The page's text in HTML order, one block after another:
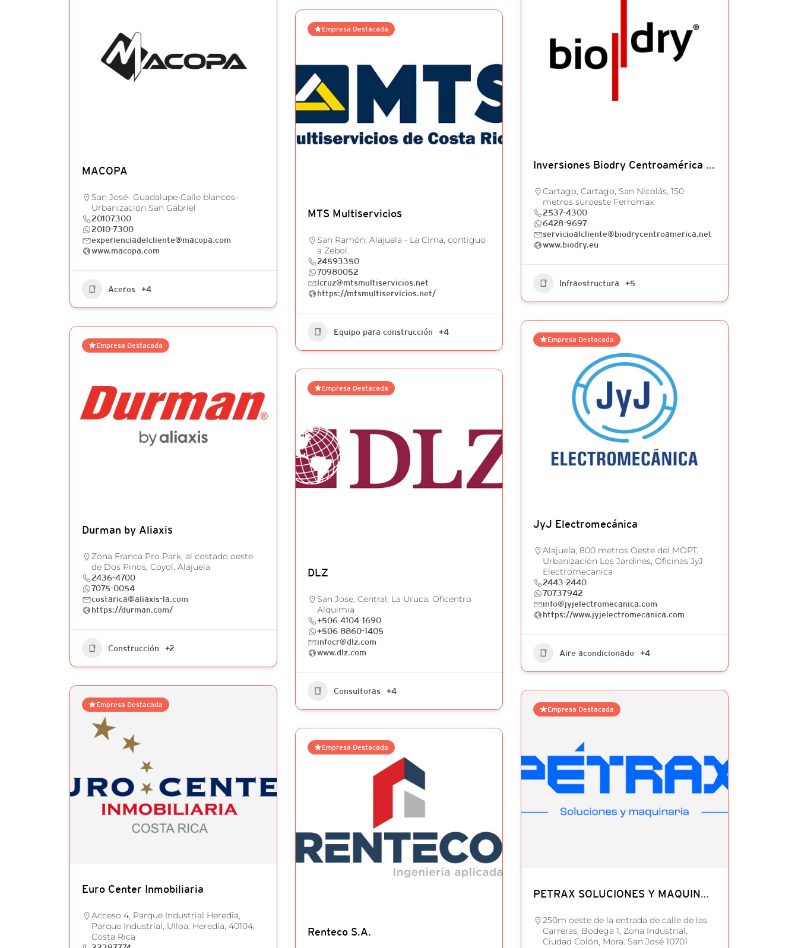
MACOPA
San José- Guadalupe-Calle blancos-
Urbanización San Gabriel
20107300
2010-7300
experienciadelcliente@macopa.com
www.macopa.com
Aceros +4
Empresa Destacada
MTS Multiservicios
San Ramón, Alajuela - La Cima, contiguo
a Zebol.
24593350
70980052
lcruz@mtsmultiservicios.net
https://mtsmultiservicios.net/
Equipo para construcción +4
Inversiones Biodry Centroamérica S.A.
Cartago, Cartago, San Nicolás, 150
metros suroeste Ferromax
2537-4300
6428-9697
servicioalcliente@biodrycentroamerica.net
www.biodry.eu
Infraestructura +5
Empresa Destacada
Durman by Aliaxis
Zona Franca Pro Park, al costado oeste
de Dos Pinos, Coyol, Alajuela
2436-4700
7075-0054
costarica@aliaxis-la.com
https://durman.com/
Construcción +2
Empresa Destacada
DLZ
San Jose, Central, La Uruca, Oficentro
Alquimia
+506 4104-1690
+506 8860-1405
infocr@dlz.com
www.dlz.com
Consultoras +4
Empresa Destacada
JyJ Electromecánica
Alajuela, 800 metros Oeste del MOPT,
Urbanización Los Jardines, Oficinas JyJ
Electromecánica
2443-2440
70737942
info@jyjelectromecanica.com
https://www.jyjelectromecanica.com
Aire acondicionado +4
Empresa Destacada
Euro Center Inmobiliaria
Acceso 4, Parque Industrial Heredia,
Parque Industrial, Ulloa, Heredia, 40104,
Costa Rica
Empresa Destacada
Renteco S.A.
Empresa Destacada
PETRAX SOLUCIONES Y MAQUINARIA, S.A.
250m oeste de la entrada de calle de las
Carreras, Bodega 1, Zona Industrial,
Ciudad Colón, Mora. San José 10701